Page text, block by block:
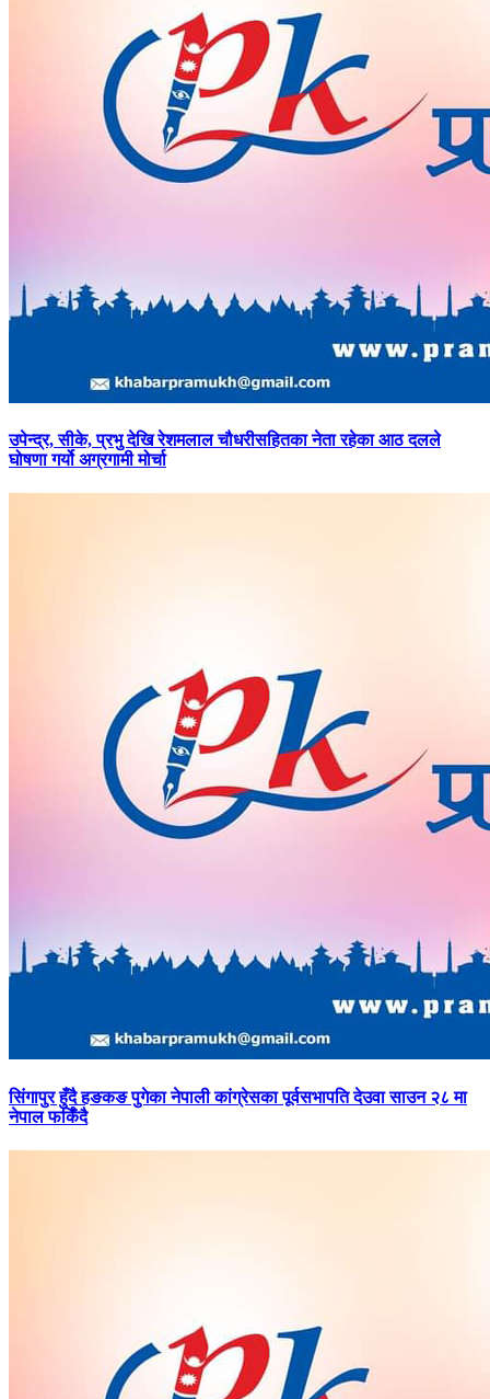
उपेन्द्र,सीके, प्रभु देखि रेशमलाल चौधरीसहितका नेता रहेका आठ दलले
घोषणा गर्यो अग्रगामी मोर्चा
सिंगापुरहुँदै हङकङ पुगेका नेपाली कांग्रेसका पूर्वसभापति देउवा साउन २८ मा
नेपाल फर्किँदै